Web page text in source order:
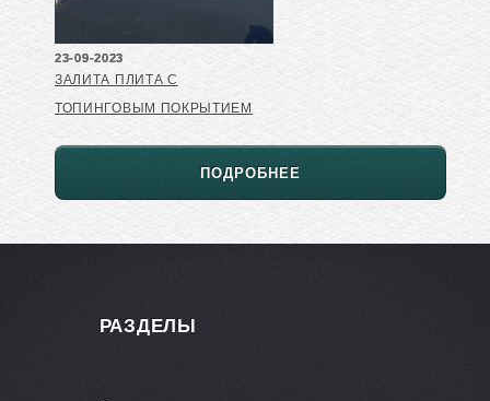
23-09-2023
ЗАЛИТА ПЛИТА С
ТОПИНГОВЫМ ПОКРЫТИЕМ
ПОДРОБНЕЕ
РАЗДЕЛЫ